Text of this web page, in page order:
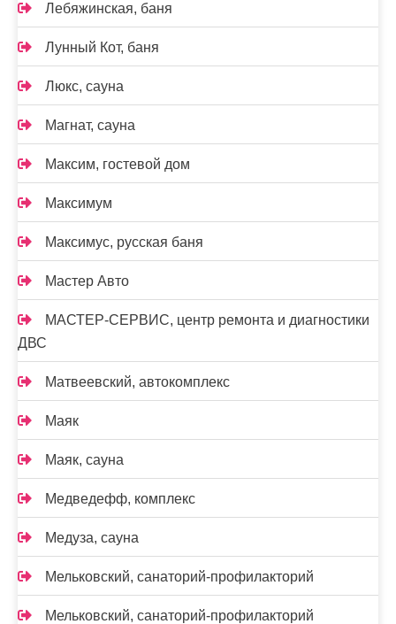
Лебяжинская, баня
Лунный Кот, баня
Люкс, сауна
Магнат, сауна
Максим, гостевой дом
Максимум
Максимус, русская баня
Мастер Авто
МАСТЕР-СЕРВИС, центр ремонта и диагностики
ДВС
Матвеевский, автокомплекс
Маяк
Маяк, сауна
Медведефф, комплекс
Медуза, сауна
Мельковский, санаторий-профилакторий
Мельковский, санаторий-профилакторий